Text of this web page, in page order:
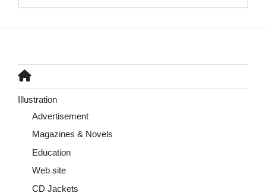
Illustration
Advertisement
Magazines & Novels
Education
Web site
CD Jackets